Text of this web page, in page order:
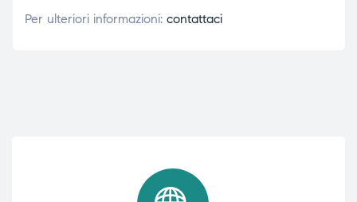
Per ulteriori informazioni: contattaci